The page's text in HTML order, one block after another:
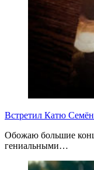
Встретил Катю
Обожаю большие
гениальными…